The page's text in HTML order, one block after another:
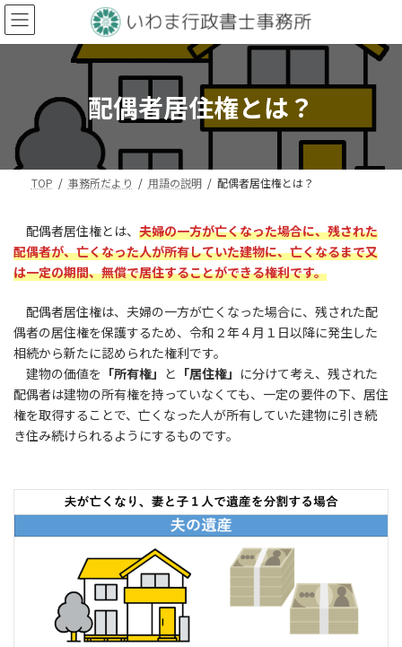
コ
ン
テ
プ
ナ
ビ
ゲ
動
配偶者居住権とは？
TOP 事務所だより 用語の説明 配偶者居住権とは？
配偶者居住権とは、 夫婦の一方が亡くなった場合に、残された
配偶者が、亡くなった人が所有していた建物に、亡くなるまで又
は一定の期間、無償で居住することができる権利です。
配偶者居住権は、夫婦の一方が亡くなった場合に、残された配
偶者の居住権を保護するため、令和２年４月１日以降に発生した
相続から新たに認められた権利です。
建物の価値を 「所有権」 と 「居住権」 に分けて考え、残された
配偶者は建物の所有権を持っていなくても、一定の要件の下、居住
権を取得することで、亡くなった人が所有していた建物に引き続
き住み続けられるようにするものです。